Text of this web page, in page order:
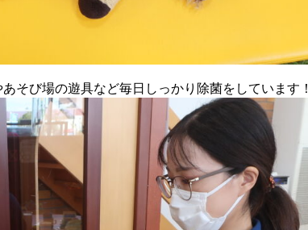
そび場の遊具など毎日しっかり除菌をしています！